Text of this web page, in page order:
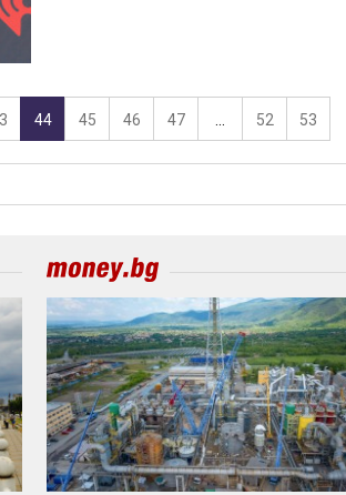
44 45 46 47 52 53